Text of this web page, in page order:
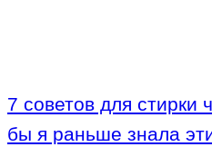
7 советов для
бы я раньше знала